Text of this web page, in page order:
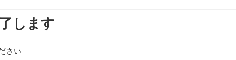
します
さい